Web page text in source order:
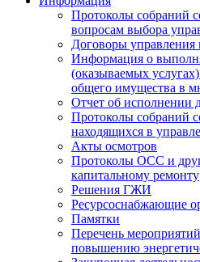
Протоколы собраний
вопросам выбора
Договоры
Информация о
(оказываемых
общего имущества в
Отчет об исполнении
Протоколы собраний
находящихся в
Акты осмотров
Протоколы ОСС и
капитальному ремонту
Решения ГЖИ
Ресурсоснабжающие
Памятки
Перечень
повышению